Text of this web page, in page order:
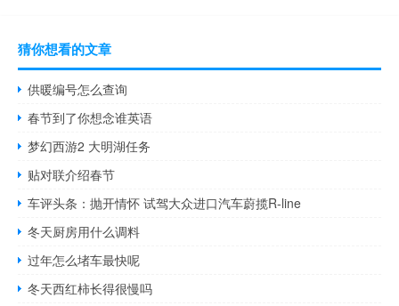
猜你想看的文章
供暖编号怎么查询
春节到了你想念谁英语
梦幻西游2 大明湖任务
贴对联介绍春节
车评头条：抛开情怀 试驾大众进口汽车蔚揽R-line
冬天厨房用什么调料
过年怎么堵车最快呢
冬天西红柿长得很慢吗